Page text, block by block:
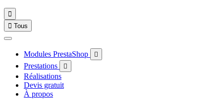

 Tous
Modules PrestaShop 
Prestations 
Réalisations
Devis gratuit
À propos